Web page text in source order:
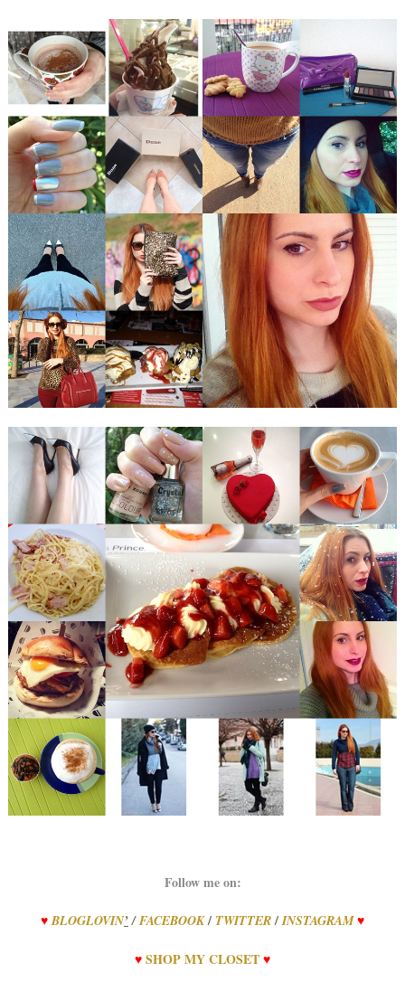
Follow me on:
♥ BLOGLOVIN’/FACEBOOK / TWITTER / INSTAGRAM ♥
♥SHOPMYCLOSET♥